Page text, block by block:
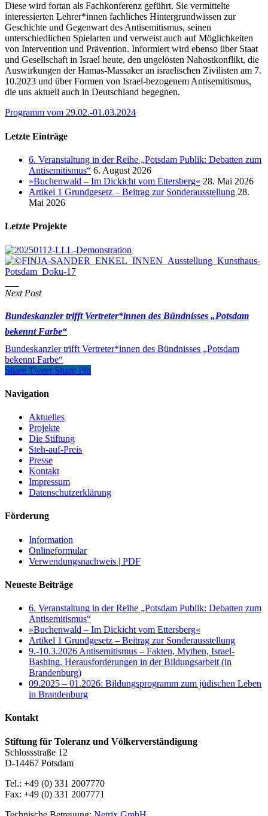
Diese wird fortan als Fachkonferenz geführt. Sie vermittelte
interessierten Lehrer*innen fachliches Hintergrundwissen zur
Geschichte und Gegenwart des Antisemitismus, seinen
unterschiedlichen Spielarten und verweist auch auf Möglichkeiten
von Intervention und Prävention. Informiert wird ebenso über Staat
und Gesellschaft in Israel heute, den ungelösten Nahostkonflikt, die
Auswirkungen der Hamas-Massaker an israelischen Zivilisten am 7.
10.2023 und über Formen von Israel-bezogenem Antisemitismus,
die uns aktuell auch in Deutschland begegnen.
Programm vom 29.02.-01.03.2024
Letzte Einträge
6. Veranstaltung in der Reihe „Potsdam Publik: Debatten zum
Antisemitismus“ 6. August 2026
»Buchenwald – Im Dickicht vom Ettersberg« 28. Mai 2026
Artikel 1 Grundgesetz – Beitrag zur Sonderausstellung 28.
Mai 2026
Letzte Projekte
Next Post
Bundeskanzler trifft Vertreter*innen des Bündnisses „Potsdam
bekennt Farbe“
Bundeskanzler trifft Vertreter*innen des Bündnisses „Potsdam
bekennt Farbe“
Share Tweet Share Pin
Navigation
Aktuelles
Projekte
Die Stiftung
Steh-auf-Preis
Presse
Kontakt
Impressum
Datenschutzerklärung
Förderung
Information
Onlineformular
Verwendungsnachweis | PDF
Neueste Beiträge
6. Veranstaltung in der Reihe „Potsdam Publik: Debatten zum
Antisemitismus“
»Buchenwald – Im Dickicht vom Ettersberg«
Artikel 1 Grundgesetz – Beitrag zur Sonderausstellung
9.-10.3.2026 Antisemitismus – Fakten, Mythen, Israel-
Bashing. Herausforderungen in der Bildungsarbeit (in
Brandenburg)
09.2025 – 01.2026: Bildungsprogramm zum jüdischen Leben
in Brandenburg
Kontakt
Stiftung für Toleranz und Völkerverständigung
Schlossstraße 12
D-14467 Potsdam
Tel.: +49 (0) 331 2007770
Fax: +49 (0) 331 2007771